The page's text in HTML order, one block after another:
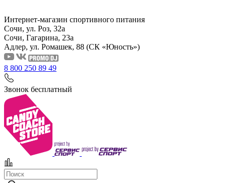
Интернет-магазин спортивного питания
Сочи, ул. Роз, 32а
Сочи, Гагарина, 23а
Адлер, ул. Ромашек, 88 (СК «Юность»)
8 800 250 89 49
Звонок бесплатный